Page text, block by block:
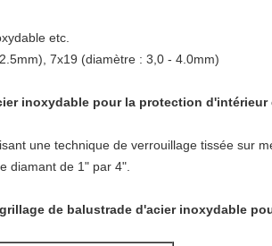
etc.
7x19 (diamètre : 3,0 - 4.0mm)
inoxydable pour la protection d'intérieur
une technique de verrouillage tissée sur
diamant de 1" par 4".
de balustrade d'acier inoxydable